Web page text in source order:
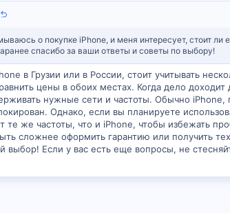
о покупке iPhone, и меня интересует, стоит
спасибо за ваши ответы и советы по выбору!
в Грузии или в России, стоит учитывать
цены в обоих местах. Когда дело
нужные сети и частоты. Обычно
Однако, если вы планируете
те же частоты, что и iPhone, чтобы избежать
сложнее оформить гарантию или получить
выбор! Если у вас есть еще вопросы, не